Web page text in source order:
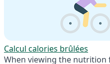
Calcul calories brûlées
When viewing the nutrition